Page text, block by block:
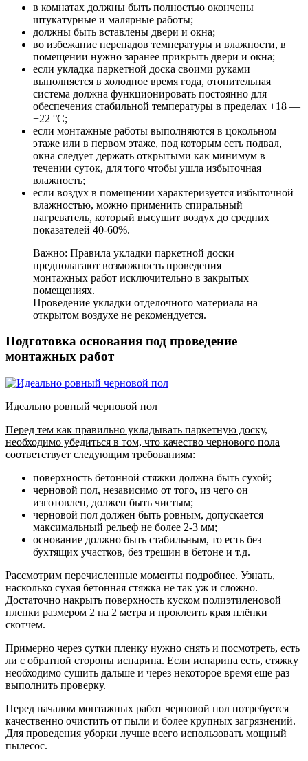
в комнатах должны быть полностью окончены
штукатурные и малярные работы;
должны быть вставлены двери и окна;
во избежание перепадов температуры и влажности, в
помещении нужно заранее прикрыть двери и окна;
если укладка паркетной доска своими руками
выполняется в холодное время года, отопительная
система должна функционировать постоянно для
обеспечения стабильной температуры в пределах +18 —
+22 °C;
если монтажные работы выполняются в цокольном
этаже или в первом этаже, под которым есть подвал,
окна следует держать открытыми как минимум в
течении суток, для того чтобы ушла избыточная
влажность;
если воздух в помещении характеризуется избыточной
влажностью, можно применить спиральный
нагреватель, который высушит воздух до средних
показателей 40-60%.
Важно: Правила укладки паркетной доски
предполагают возможность проведения
монтажных работ исключительно в закрытых
помещениях.
Проведение укладки отделочного материала на
открытом воздухе не рекомендуется.
Подготовка основания под проведение
монтажных работ
Идеально ровный черновой пол
Перед тем как правильно укладывать паркетную доску,
необходимо убедиться в том, что качество чернового пола
соответствует следующим требованиям:
поверхность бетонной стяжки должна быть сухой;
черновой пол, независимо от того, из чего он
изготовлен, должен быть чистым;
черновой пол должен быть ровным, допускается
максимальный рельеф не более 2-3 мм;
основание должно быть стабильным, то есть без
бухтящих участков, без трещин в бетоне и т.д.
Рассмотрим перечисленные моменты подробнее. Узнать,
насколько сухая бетонная стяжка не так уж и сложно.
Достаточно накрыть поверхность куском полиэтиленовой
пленки размером 2 на 2 метра и проклеить края плёнки
скотчем.
Примерно через сутки пленку нужно снять и посмотреть, есть
ли с обратной стороны испарина. Если испарина есть, стяжку
необходимо сушить дальше и через некоторое время еще раз
выполнить проверку.
Перед началом монтажных работ черновой пол потребуется
качественно очистить от пыли и более крупных загрязнений.
Для проведения уборки лучше всего использовать мощный
пылесос.